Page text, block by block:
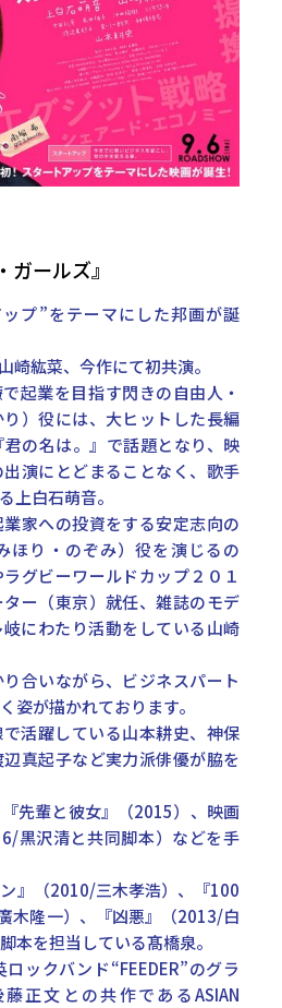
ガールズ』
プ”をテーマにした邦画が誕
紘菜、今作にて初共演。
起業を目指す閃きの自由人・
）役には、大ヒットした長編
の名は。』で話題となり、映
演にとどまることなく、歌手
上白石萌音。
家への投資をする安定志向の
ほり・のぞみ）役を演じるの
グビーワールドカップ２０１
ー（東京）就任、雑誌のモデ
にわたり活動をしている山崎
合いながら、ビジネスパート
姿が描かれております。
活躍している山本耕史、神保
真起子など実力派俳優が脇を
先輩と彼女』（2015）、映画
黒沢清と共同脚本）などを手
』（2010/三木孝浩）、『100
木隆一）、『凶悪』（2013/白
本を担当している髙橋泉。
ックバンド“FEEDER”のグラ
正文との共作であるASIAN